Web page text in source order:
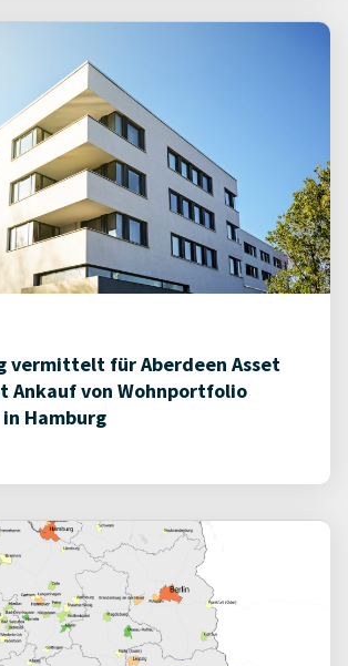
vermittelt für Aberdeen Asset
Ankauf von Wohnportfolio
Hamburg